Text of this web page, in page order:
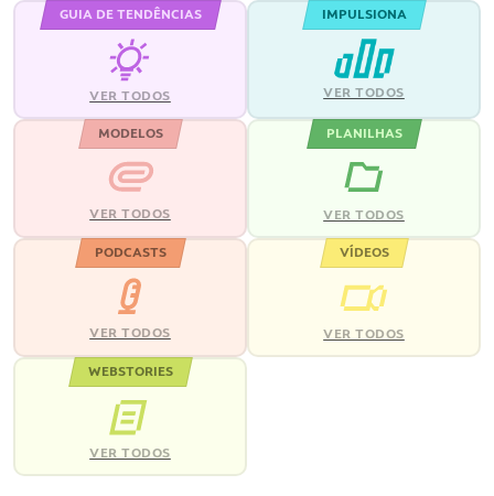
GUIA DE TENDÊNCIAS
VER TODOS
IMPULSIONA
VER TODOS
MODELOS
VER TODOS
PLANILHAS
VER TODOS
PODCASTS
VER TODOS
VÍDEOS
VER TODOS
WEBSTORIES
VER TODOS